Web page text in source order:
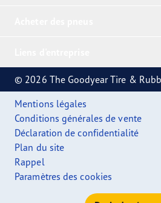
© 2026 The Goodyear Tire &
Mentions légales
Conditions générales de vente
Déclaration de confidentialité
Plan du site
Rappel
Paramètres des cookies